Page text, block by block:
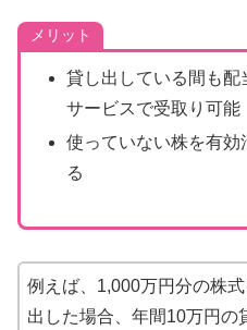
メリット
貸し出している間も
サービスで受取り可能
使っていない株を有
る
例えば、1,000万円分の株
出した場合、年間10万円の